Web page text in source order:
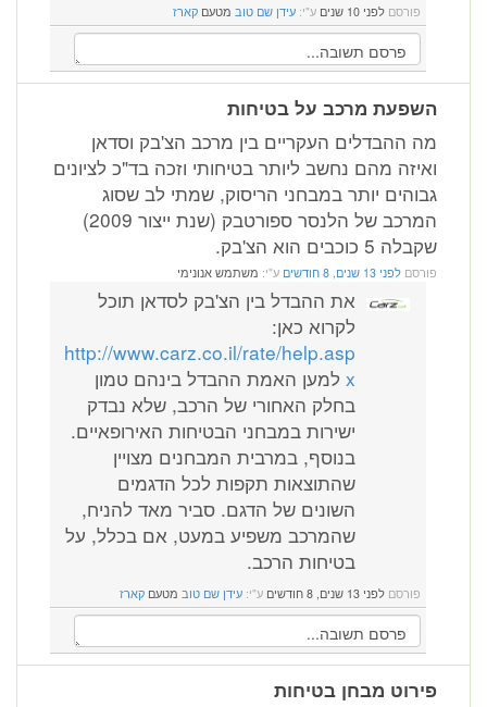
פורסם לפני 10 שנים ע"י: עידן שם טוב מטעם קארז
השפעת מרכב על בטיחות
מה ההבדלים העקריים בין מרכב הצ'בק וסדאן
ואיזה מהם נחשב ליותר בטיחותי וזכה בד"כ לציונים
גבוהים יותר במבחני הריסוק, שמתי לב שסוג
המרכב של הלנסר ספורטבק (שנת ייצור 2009)
שקבלה 5 כוכבים הוא הצ'בק.
פורסם לפני 13 שנים, 8 חודשים ע"י: משתמש אנונימי
את ההבדל בין הצ'בק לסדאן תוכל
לקרוא כאן:
http://www.carz.co.il/rate/help.asp
x למען האמת ההבדל בינהם טמון
בחלק האחורי של הרכב, שלא נבדק
ישירות במבחני הבטיחות האירופאיים.
בנוסף, במרבית המבחנים מצויין
שהתוצאות תקפות לכל הדגמים
השונים של הדגם. סביר מאד להניח,
שהמרכב משפיע במעט, אם בכלל, על
בטיחות הרכב.
פורסם לפני 13 שנים, 8 חודשים ע"י: עידן שם טוב מטעם קארז
פירוט מבחן בטיחות